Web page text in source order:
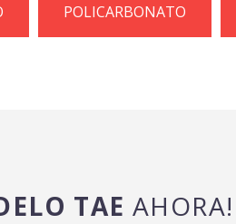
POLICARBONATO
TAE AHORA!